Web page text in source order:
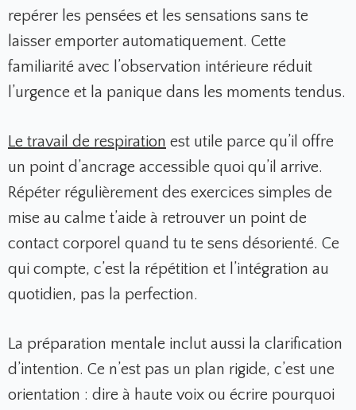
repérer les pensées et les sensations sans te
laisser emporter automatiquement. Cette
familiarité avec l’observation intérieure réduit
l’urgence et la panique dans les moments tendus.
Le travail de respiration est utile parce qu’il offre
un point d’ancrage accessible quoi qu’il arrive.
Répéter régulièrement des exercices simples de
mise au calme t’aide à retrouver un point de
contact corporel quand tu te sens désorienté. Ce
qui compte, c’est la répétition et l’intégration au
quotidien, pas la perfection.
La préparation mentale inclut aussi la clarification
d’intention. Ce n’est pas un plan rigide, c’est une
orientation : dire à haute voix ou écrire pourquoi